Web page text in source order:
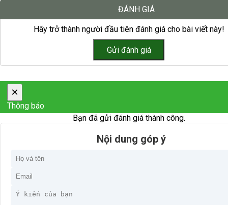
ĐÁNH GIÁ
Hãy trở thành người đầu tiên đánh giá cho bài viết này!
×
Thông báo
Bạn đã gửi đánh giá thành công.
Nội dung góp ý